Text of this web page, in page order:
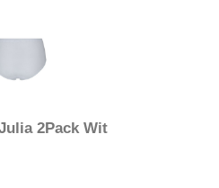
2Pack Wit